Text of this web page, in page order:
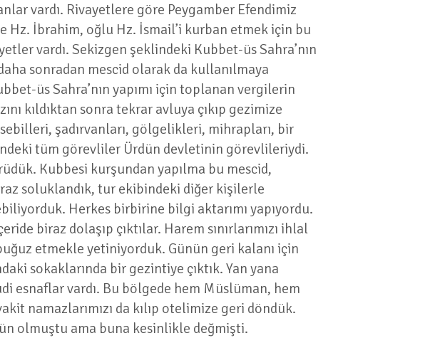
vardı. Rivayetlere göre Peygamber Efendimiz
Hz. İbrahim, oğlu Hz. İsmail’i kurban etmek için bu
vardı. Sekizgen şeklindeki Kubbet-üs Sahra’nın
sonradan mescid olarak da kullanılmaya
üs Sahra’nın yapımı için toplanan vergilerin
kıldıktan sonra tekrar avluya çıkıp gezimize
şadırvanları, gölgelikleri, mihrapları, bir
tüm görevliler Ürdün devletinin görevlileriydi.
Kubbesi kurşundan yapılma bu mescid,
soluklandık, tur ekibindeki diğer kişilerle
Herkes birbirine bilgi aktarımı yapıyordu.
biraz dolaşıp çıktılar. Harem sınırlarımızı ihlal
etmekle yetiniyorduk. Günün geri kalanı için
sokaklarında bir gezintiye çıktık. Yan yana
esnaflar vardı. Bu bölgede hem Müslüman, hem
namazlarımızı da kılıp otelimize geri döndük.
olmuştu ama buna kesinlikle değmişti.